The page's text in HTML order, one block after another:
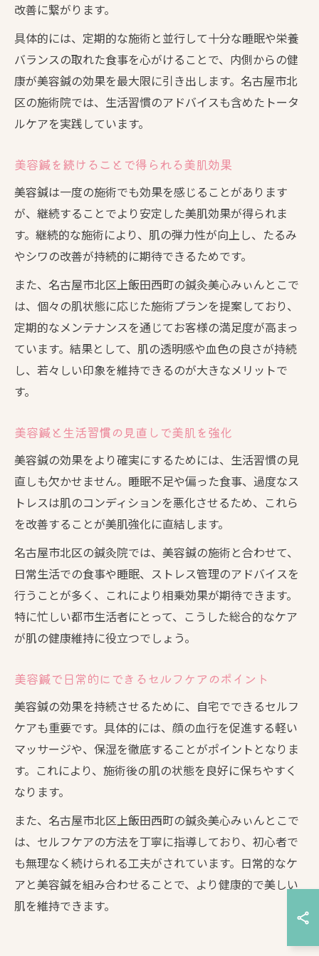
改善に繋がります。
具体的には、定期的な施術と並行して十分な睡眠や栄養
バランスの取れた食事を心がけることで、内側からの健
康が美容鍼の効果を最大限に引き出します。名古屋市北
区の施術院では、生活習慣のアドバイスも含めたトータ
ルケアを実践しています。
美容鍼を続けることで得られる美肌効果
美容鍼は一度の施術でも効果を感じることがあります
が、継続することでより安定した美肌効果が得られま
す。継続的な施術により、肌の弾力性が向上し、たるみ
やシワの改善が持続的に期待できるためです。
また、名古屋市北区上飯田西町の鍼灸美心みぃんとこで
は、個々の肌状態に応じた施術プランを提案しており、
定期的なメンテナンスを通じてお客様の満足度が高まっ
ています。結果として、肌の透明感や血色の良さが持続
し、若々しい印象を維持できるのが大きなメリットで
す。
美容鍼と生活習慣の見直しで美肌を強化
美容鍼の効果をより確実にするためには、生活習慣の見
直しも欠かせません。睡眠不足や偏った食事、過度なス
トレスは肌のコンディションを悪化させるため、これら
を改善することが美肌強化に直結します。
名古屋市北区の鍼灸院では、美容鍼の施術と合わせて、
日常生活での食事や睡眠、ストレス管理のアドバイスを
行うことが多く、これにより相乗効果が期待できます。
特に忙しい都市生活者にとって、こうした総合的なケア
が肌の健康維持に役立つでしょう。
美容鍼で日常的にできるセルフケアのポイント
美容鍼の効果を持続させるために、自宅でできるセルフ
ケアも重要です。具体的には、顔の血行を促進する軽い
マッサージや、保湿を徹底することがポイントとなりま
す。これにより、施術後の肌の状態を良好に保ちやすく
なります。
また、名古屋市北区上飯田西町の鍼灸美心みぃんとこで
は、セルフケアの方法を丁寧に指導しており、初心者で
も無理なく続けられる工夫がされています。日常的なケ
アと美容鍼を組み合わせることで、より健康的で美しい
肌を維持できます。